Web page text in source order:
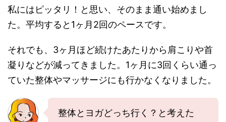
私にはピッタリ！と思い、そのまま通い始めまし
た。平均すると1ヶ月2回のペースです。
それでも、3ヶ月ほど続けたあたりから肩こりや首
凝りなどが減ってきました。1ヶ月に3回くらい通っ
ていた整体やマッサージにも行かなくなりました。
整体とヨガどっち行く？と考えた